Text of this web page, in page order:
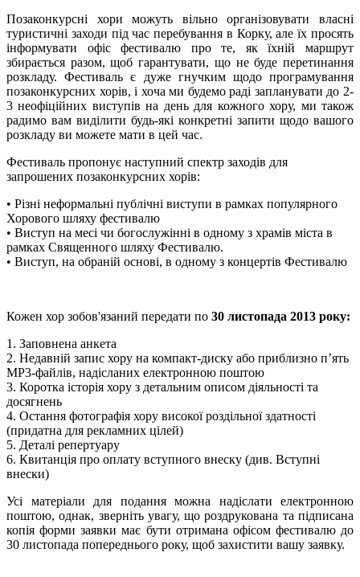
Позаконкурсні хори можуть вільно організовувати власні
туристичні заходи під час перебування в Корку, але їх просять
інформувати офіс фестивалю про те, як їхній маршрут
збирається разом, щоб гарантувати, що не буде перетинання
розкладу. Фестиваль є дуже гнучким щодо програмування
позаконкурсних хорів, і хоча ми будемо раді запланувати до 2-
3 неофіційних виступів на день для кожного хору, ми також
радимо вам виділити будь-які конкретні запити щодо вашого
розкладу ви можете мати в цей час.
Фестиваль пропонує наступний спектр заходів для
запрошених позаконкурсних хорів:
• Різні неформальні публічні виступи в рамках популярного
Хорового шляху фестивалю
• Виступ на месі чи богослужінні в одному з храмів міста в
рамках Священного шляху Фестивалю.
• Виступ, на обраній основі, в одному з концертів Фестивалю
Кожен хор зобов'язаний передати по 30 листопада 2013 року:
1. Заповнена анкета
2. Недавній запис хору на компакт-диску або приблизно п’ять
MP3-файлів, надісланих електронною поштою
3. Коротка історія хору з детальним описом діяльності та
досягнень
4. Остання фотографія хору високої роздільної здатності
(придатна для рекламних цілей)
5. Деталі репертуару
6. Квитанція про оплату вступного внеску (див. Вступні
внески)
Усі матеріали для подання можна надіслати електронною
поштою, однак, зверніть увагу, що роздрукована та підписана
копія форми заявки має бути отримана офісом фестивалю до
30 листопада попереднього року, щоб захистити вашу заявку.